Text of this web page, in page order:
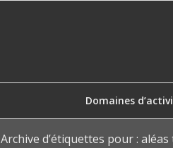
Domaines
Archive d’étiquettes pour :